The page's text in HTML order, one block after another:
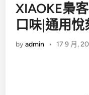
XIAOKE梟
口味|通用
byadmin • 17 9 月,